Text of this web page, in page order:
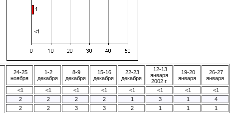
24-25
ноября
1-2
декабря
8-9
декабря
15-16
декабря
22-23
декабря
12-13
января
2002 г.
19-20
января
26-27
января
<1 <1 <1 <1 <1 <1 <1
<1
2 2 2 2 1 3 1
4
2 2 3 3 2 1 1
1